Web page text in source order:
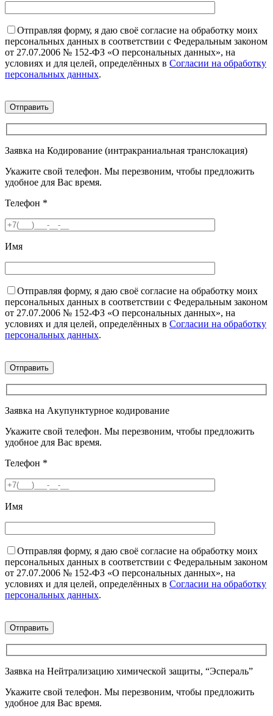
Отправляя форму, я даю своё согласие на обработку моих
персональных данных в соответствии с Федеральным законом
от 27.07.2006 № 152-ФЗ «О персональных данных», на
условиях и для целей, определённых в Согласии на обработку
персональных данных.
Заявка на Кодирование (интракраниальная транслокация)
Укажите свой телефон. Мы перезвоним, чтобы предложить
удобное для Вас время.
Телефон *
Имя
Отправляя форму, я даю своё согласие на обработку моих
персональных данных в соответствии с Федеральным законом
от 27.07.2006 № 152-ФЗ «О персональных данных», на
условиях и для целей, определённых в Согласии на обработку
персональных данных.
Заявка на Акупунктурное кодирование
Укажите свой телефон. Мы перезвоним, чтобы предложить
удобное для Вас время.
Телефон *
Имя
Отправляя форму, я даю своё согласие на обработку моих
персональных данных в соответствии с Федеральным законом
от 27.07.2006 № 152-ФЗ «О персональных данных», на
условиях и для целей, определённых в Согласии на обработку
персональных данных.
Заявка на Нейтрализацию химической защиты, “Эспераль”
Укажите свой телефон. Мы перезвоним, чтобы предложить
удобное для Вас время.